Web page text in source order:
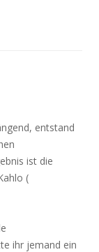
entstand
ist die
(
ihr jemand ein